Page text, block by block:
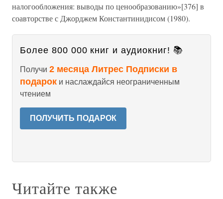
налогообложения: выводы по ценообразованию»[376] в
соавторстве с Джорджем Константинидисом (1980).
Более 800 000 книг и аудиокниг! 📚
Получи 2 месяца Литрес Подписки в
подарок и наслаждайся неограниченным
чтением
ПОЛУЧИТЬ ПОДАРОК
Читайте также